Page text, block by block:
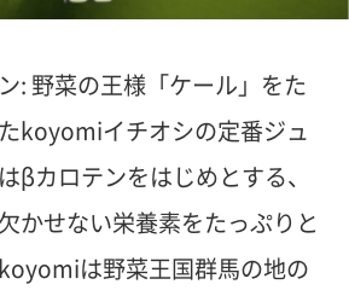
: 野菜の王様「ケール」をた
koyomiイチオシの定番ジュ
βカロテンをはじめとする、
かせない栄養素をたっぷりと
は野菜王国群馬の地の